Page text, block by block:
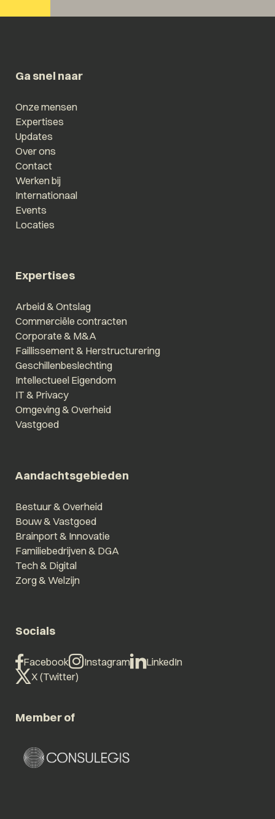
Ga snel naar
Onze mensen
Expertises
Updates
Over ons
Contact
Werken bij
Internationaal
Events
Locaties
Expertises
Arbeid & Ontslag
Commerciële contracten
Corporate & M&A
Faillissement & Herstructurering
Geschillenbeslechting
Intellectueel Eigendom
IT & Privacy
Omgeving & Overheid
Vastgoed
Aandachtsgebieden
Bestuur & Overheid
Bouw & Vastgoed
Brainport & Innovatie
Familiebedrijven & DGA
Tech & Digital
Zorg & Welzijn
Socials
Facebook Instagram
LinkedIn
X (Twitter)
Member of